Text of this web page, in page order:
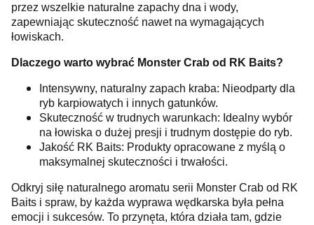
przez wszelkie naturalne zapachy dna i wody,
zapewniając skuteczność nawet na wymagających
łowiskach.
Dlaczego warto wybrać Monster Crab od RK Baits?
Intensywny, naturalny zapach kraba: Nieodparty dla
ryb karpiowatych i innych gatunków.
Skuteczność w trudnych warunkach: Idealny wybór
na łowiska o dużej presji i trudnym dostępie do ryb.
Jakość RK Baits: Produkty opracowane z myślą o
maksymalnej skuteczności i trwałości.
Odkryj siłę naturalnego aromatu serii Monster Crab od RK
Baits i spraw, by każda wyprawa wędkarska była pełna
emocji i sukcesów. To przynęta, która działa tam, gdzie